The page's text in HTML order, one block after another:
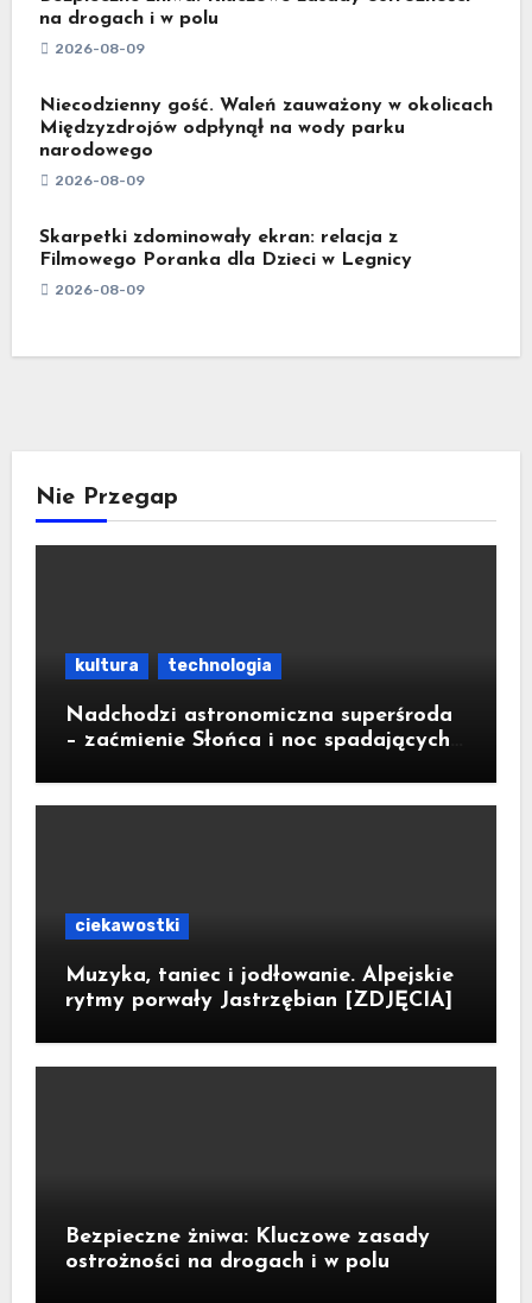
na drogach i w polu
2026-08-09
Niecodzienny gość. Waleń zauważony w okolicach
Międzyzdrojów odpłynął na wody parku
narodowego
2026-08-09
Skarpetki zdominowały ekran: relacja z
Filmowego Poranka dla Dzieci w Legnicy
2026-08-09
Nie Przegap
kultura technologia
Nadchodzi astronomiczna superśroda
– zaćmienie Słońca i noc spadających
ciekawostki
Muzyka, taniec i jodłowanie. Alpejskie
rytmy porwały Jastrzębian [ZDJĘCIA]
Bezpieczne żniwa: Kluczowe zasady
ostrożności na drogach i w polu